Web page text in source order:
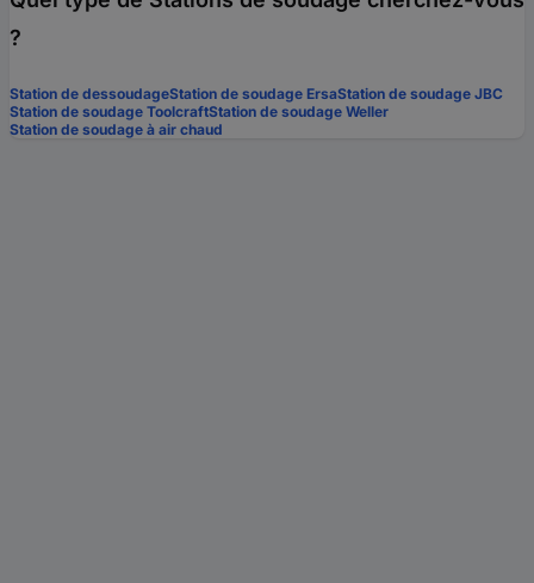
?
Station de dessoudageStation de soudage ErsaStation de soudage JBC
Station de soudage ToolcraftStation de soudage Weller
Station de soudage à air chaud